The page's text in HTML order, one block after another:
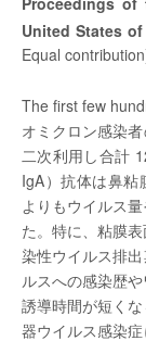
United States
Equal
The first few
オミクロン感染
二次利用し合計
IgA）抗体は鼻
よりもウイルス
た。特に、粘膜
染性ウイルス排
ルスへの感染歴
誘導時間が短く
器ウイルス感染